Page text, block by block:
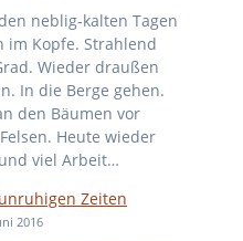
neblig-kalten Tagen
im Kopfe. Strahlend
Wieder draußen
In die Berge gehen.
den Bäumen vor
Heute wieder
viel Arbeit…
Zeiten
2016